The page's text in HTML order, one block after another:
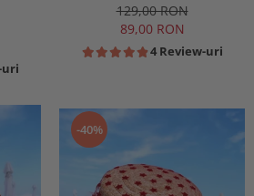
uri
129,00 RON
89,00 RON
4 Review-uri
-40%